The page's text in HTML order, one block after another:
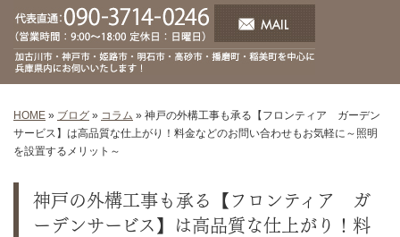
HOME » ブログ » コラム » 神戸の外構工事も承る【フロンティア ガーデン
サービス】は高品質な仕上がり！料金などのお問い合わせもお気軽に～照明
を設置するメリット～
神戸の外構工事も承る【フロンティア ガ
ーデンサービス】は高品質な仕上がり！料